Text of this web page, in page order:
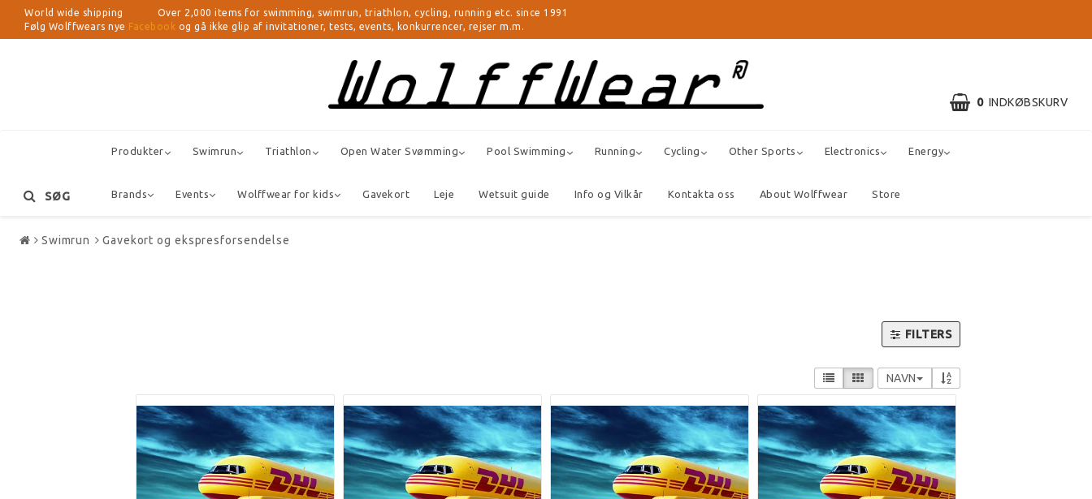
World wide shipping Over 2,000 items for swimming, swimrun, triathlon, cycling, running etc. since 1991
Følg Wolffwears nye Facebook og gå ikke glip af invitationer, tests, events, konkurrencer, rejser m.m.
0 INDKØBSKURV
Produkter Swimrun Triathlon Open Water Svømming Pool Swimming Running Cycling Other Sports Electronics Energy
Brands Events Wolffwear for kids Gavekort Leje Wetsuit guide Info og Vilkår Kontakta oss About Wolffwear Store
SØG
Swimrun Gavekort og ekspresforsendelse
FILTERS
NAVN